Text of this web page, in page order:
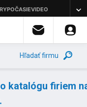
Hľadať firmu
katalógu firiem